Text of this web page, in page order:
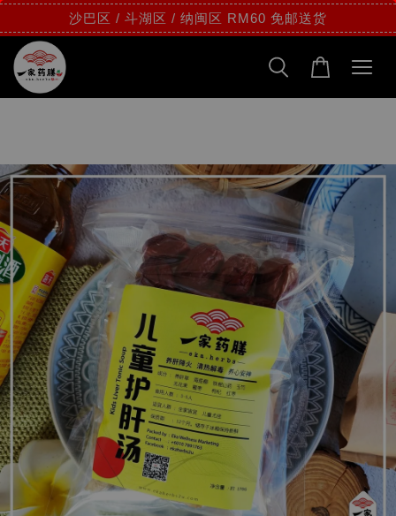
沙巴区 / 斗湖区 / 纳闽区 RM60 免邮送货